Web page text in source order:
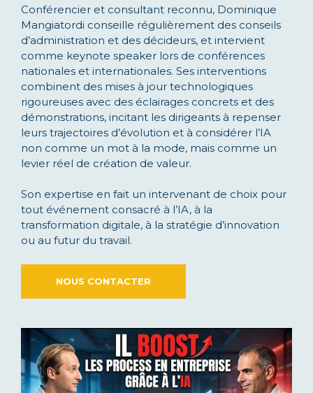
Conférencier et consultant reconnu, Dominique
Mangiatordi conseille régulièrement des conseils
d’administration et des décideurs, et intervient
comme keynote speaker lors de conférences
nationales et internationales. Ses interventions
combinent des mises à jour technologiques
rigoureuses avec des éclairages concrets et des
démonstrations, incitant les dirigeants à repenser
leurs trajectoires d’évolution et à considérer l’IA
non comme un mot à la mode, mais comme un
levier réel de création de valeur.
Son expertise en fait un intervenant de choix pour
tout événement consacré à l’IA, à la
transformation digitale, à la stratégie d’innovation
ou au futur du travail.
NOUS CONTACTER